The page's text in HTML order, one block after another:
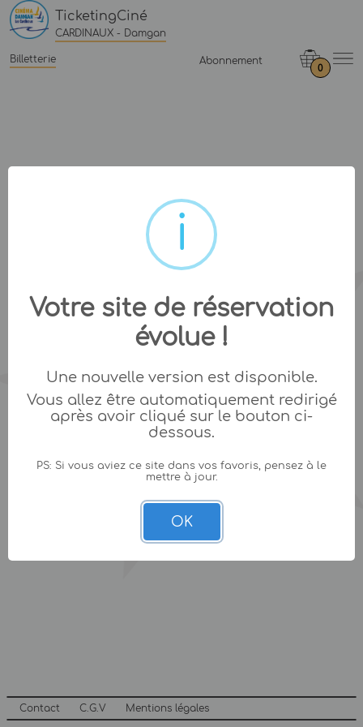
TicketingCiné
CARDINAUX - Damgan
Billetterie Abonnement
0
Contact C.G.V Mentions légales
Votre site de réservation
évolue !
Une nouvelle version est disponible.
Vous allez être automatiquement redirigé
après avoir cliqué sur le bouton ci-
dessous.
PS: Si vous aviez ce site dans vos favoris, pensez à le
mettre à jour.
OK